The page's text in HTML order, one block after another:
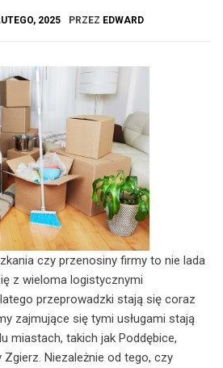
2025 PRZEZ EDWARD
czy przenosiny firmy to nie lada
z wieloma logistycznymi
przeprowadzki stają się coraz
zajmujące się tymi usługami stają
miastach, takich jak Poddębice,
Niezależnie od tego, czy